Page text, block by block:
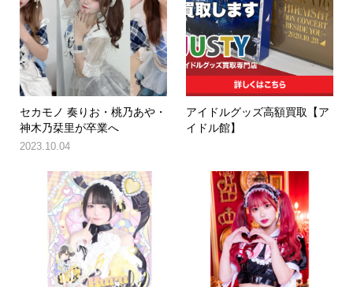
セカモノ 奏りお・桃乃あや・
神木乃栞里が卒業へ
2023.10.04
アイドルグッズ高額買取【ア
イドル館】